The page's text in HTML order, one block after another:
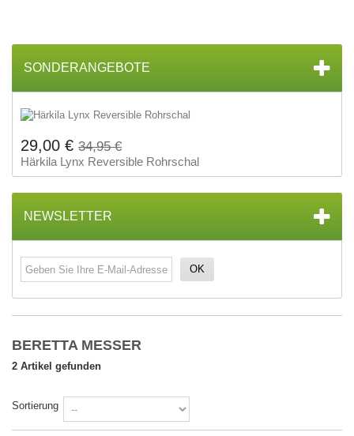
SONDERANGEBOTE
29,00 € 34,95 €
Härkila Lynx Reversible Rohrschal
NEWSLETTER
OK
BERETTA MESSER
2 Artikel gefunden
Sortierung